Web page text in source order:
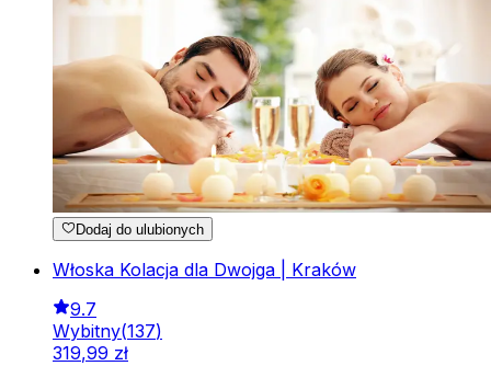
Dodaj do ulubionych
Włoska Kolacja dla Dwojga | Kraków
9.7
Wybitny(137)
319,99 zł